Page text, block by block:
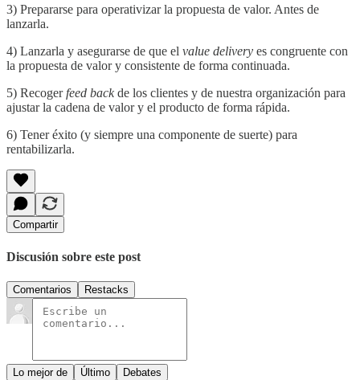
3) Prepararse para operativizar la propuesta de valor. Antes de
lanzarla.
4) Lanzarla y asegurarse de que el value delivery es congruente con
la propuesta de valor y consistente de forma continuada.
5) Recogerfeed backde los clientes y de nuestra organización para
ajustar la cadena de valor y el producto de forma rápida.
6) Tener éxito (y siempre una componente de suerte) para
rentabilizarla.
Compartir
Discusión sobre este post
Comentarios Restacks
Lo mejor de Último Debates